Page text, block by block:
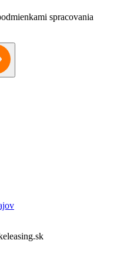
spracovania